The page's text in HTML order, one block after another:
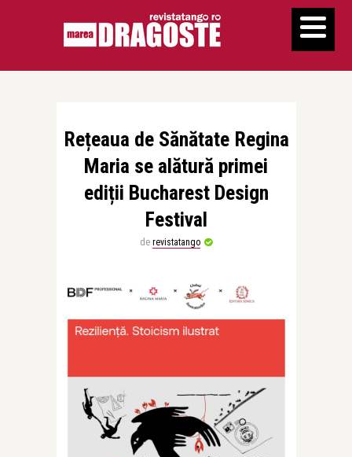
Rețeaua de Sănătate Regina
Maria se alătură primei
ediții Bucharest Design
Festival
de revistatango